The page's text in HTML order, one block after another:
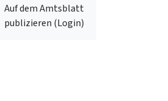
Auf dem Amtsblatt
publizieren (Login)